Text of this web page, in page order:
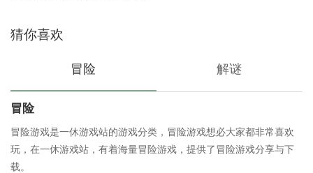
猜你喜欢
冒险 解谜
冒险
冒险游戏是一休游戏站的游戏分类，冒险游戏想必大家都非常喜欢
玩，在一休游戏站，有着海量冒险游戏，提供了冒险游戏分享与下
载。